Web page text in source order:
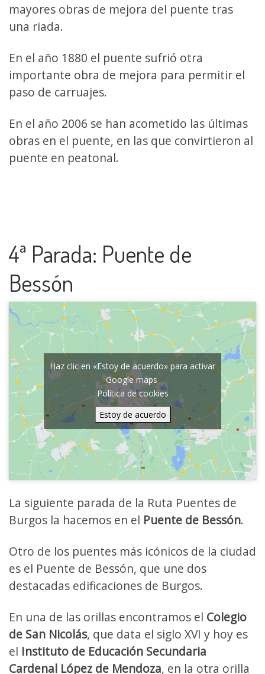
mayores obras de mejora del puente tras
una riada.
En el año 1880 el puente sufrió otra
importante obra de mejora para permitir el
paso de carruajes.
En el año 2006 se han acometido las últimas
obras en el puente, en las que convirtieron al
puente en peatonal.
4ª Parada: Puente de
Bessón
Haz clic en «Estoy de acuerdo» para activar
Google maps
Política de cookies
Estoy de acuerdo
La siguiente parada de la Ruta Puentes de
Burgos la hacemos en el Puente de Bessón.
Otro de los puentes más icónicos de la ciudad
es el Puente de Bessón, que une dos
destacadas edificaciones de Burgos.
En una de las orillas encontramos el Colegio
de San Nicolás, que data el siglo XVI y hoy es
el Instituto de Educación Secundaria
Cardenal López de Mendoza, en la otra orilla